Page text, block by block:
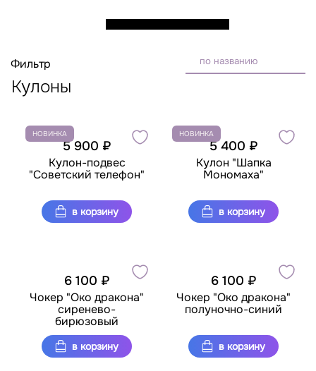
Фильтр
Кулоны
по названию
НОВИНКА
5 900 ₽
Кулон-подвес
"Советский телефон"
в корзину
НОВИНКА
5 400 ₽
Кулон "Шапка
Мономаха"
в корзину
6 100 ₽
Чокер "Око дракона"
сиренево-
бирюзовый
в корзину
6 100 ₽
Чокер "Око дракона"
полуночно-синий
в корзину